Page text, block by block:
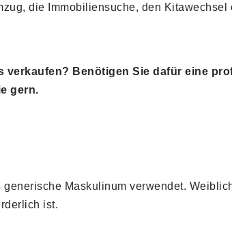
die Immobiliensuche, den
verkaufen? Benötigen Sie dafür eine
gern.
Maskulinum verwendet.
ist.